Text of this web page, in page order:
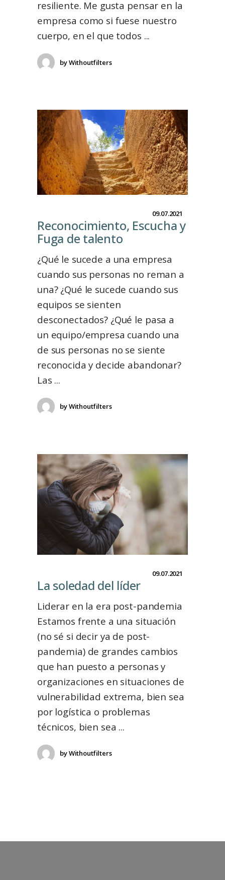
resiliente. Me gusta pensar en la
empresa como si fuese nuestro
cuerpo, en el que todos
byWithoutfilters
09.07.2021
Reconocimiento, Escucha y
Fuga de talentoㅤㅤㅤㅤㅤㅤㅤㅤㅤㅤㅤㅤㅤㅤㅤㅤㅤㅤㅤㅤ
¿Qué le sucede a una empresa
cuando sus personas no reman a
una? ¿Qué le sucede cuando sus
equipos se sienten
desconectados? ¿Qué le pasa a
un equipo/empresa cuando una
de sus personas no se siente
reconocida y decide abandonar?
Las
byWithoutfilters
09.07.2021
La soledad del líder
Liderar en la era post-pandemia
Estamos frente a una situación
(no sé si decir ya de post-
pandemia) de grandes cambios
que han puesto a personas y
organizaciones en situaciones de
vulnerabilidad extrema, bien sea
por logística o problemas
técnicos, bien sea
byWithoutfilters